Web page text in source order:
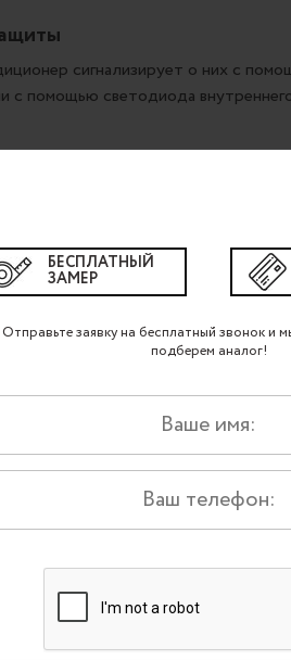
БЕСПЛАТНЫЙ
ЗАМЕР
Отправьте заявку на бесплатный звонок и
подберем аналог!
сигнализирует о них с
с помощью светодиода
и система распределения
уровень шума. Внутренний блок
большего диаметра с улучшенной
всего воздушного канала, начиная
конструкции, формы
шума внутреннего блока до
до -15 °С
Inverter и сплит-системы HEAVY
охлаждения даже при наружной
расширяет возможности их
условиях. Это преимущество